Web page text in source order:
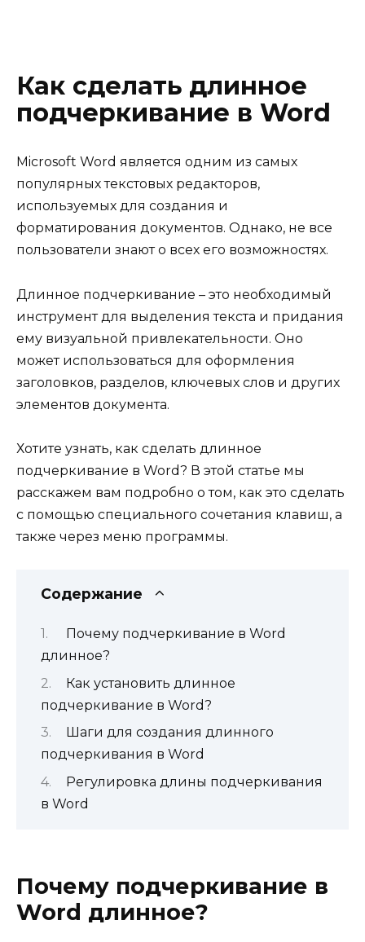
Как сделать длинное
подчеркивание в Word
Microsoft Word является одним из самых
популярных текстовых редакторов,
используемых для создания и
форматирования документов. Однако, не все
пользователи знают о всех его возможностях.
Длинное подчеркивание – это необходимый
инструмент для выделения текста и придания
ему визуальной привлекательности. Оно
может использоваться для оформления
заголовков, разделов, ключевых слов и других
элементов документа.
Хотите узнать, как сделать длинное
подчеркивание в Word? В этой статье мы
расскажем вам подробно о том, как это сделать
с помощью специального сочетания клавиш, а
также через меню программы.
Содержание
Почему подчеркивание в Word
длинное?
Как установить длинное
подчеркивание в Word?
Шаги для создания длинного
подчеркивания в Word
Регулировка длины подчеркивания
в Word
Почему подчеркивание в
Word длинное?